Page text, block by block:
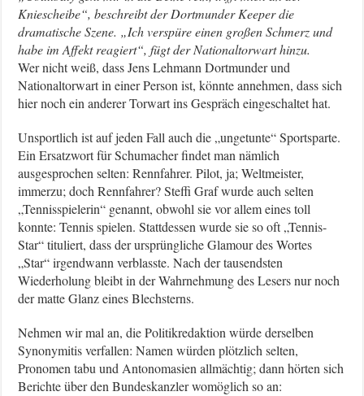
Kniescheibe“, beschreibt der Dortmunder Keeper die
dramatische Szene. „Ich verspüre einen großen Schmerz und
habe im Affekt reagiert“, fügt der Nationaltorwart hinzu.
Wer nicht weiß, dass Jens Lehmann Dortmunder und
Nationaltorwart in einer Person ist, könnte annehmen, dass sich
hier noch ein anderer Torwart ins Gespräch eingeschaltet hat.
Unsportlich ist auf jeden Fall auch die „ungetunte“ Sportsparte.
Ein Ersatzwort für Schumacher findet man nämlich
ausgesprochen selten: Rennfahrer. Pilot, ja; Weltmeister,
immerzu; doch Rennfahrer? Steffi Graf wurde auch selten
„Tennisspielerin“ genannt, obwohl sie vor allem eines toll
konnte: Tennis spielen. Stattdessen wurde sie so oft „Tennis-
Star“ tituliert, dass der ursprüngliche Glamour des Wortes
„Star“ irgendwann verblasste. Nach der tausendsten
Wiederholung bleibt in der Wahrnehmung des Lesers nur noch
der matte Glanz eines Blechsterns.
Nehmen wir mal an, die Politikredaktion würde derselben
Synonymitis verfallen: Namen würden plötzlich selten,
Pronomen tabu und Antonomasien allmächtig; dann hörten sich
Berichte über den Bundeskanzler womöglich so an: